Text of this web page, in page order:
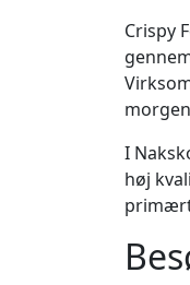
Crispy
I
høj
primært